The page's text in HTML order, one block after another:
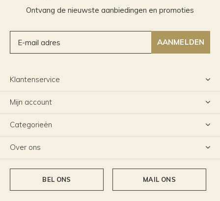
Ontvang de nieuwste aanbiedingen en promoties
AANMELDEN
Klantenservice
Mijn account
Categorieën
Over ons
BEL ONS MAIL ONS